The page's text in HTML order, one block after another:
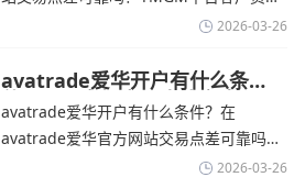
存放在澳大利亚国民银行等顶级银行的独
TMGM官网交易资讯了解，伊朗外交部长
表示，尽管德黑兰高级官员正在审查美国
结束战争的提议
2026-03-26
avatrade爱华开户有什么条
件？亚洲市场交易喜忧参半-
avatrade爱华官网
avatrade爱华开户有什么条件？在
avatrade爱华官方网站交易点差可靠吗？‌‌‌
avatrade爱华平台的新手可以用很小的成
2026-03-26